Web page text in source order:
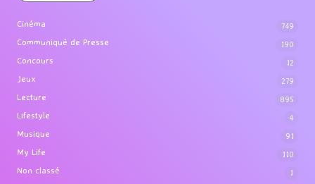
Cinéma 749
Communiqué de Presse 190
Concours 12
Jeux 279
Lecture 895
Lifestyle 4
Musique 91
My Life 110
Non classé 1